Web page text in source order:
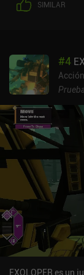
cruza en nuestro
una serie de
Estos encuentros
nuevos
aburridos, el
Pero quizá lo
multijugador cooperativo local.
monetiza
usando
lo cual el precio
Aunque la
par cuestan dos. Creo que el precio es justo, ya que desbloquear a
todos los
de PC. Ten en
tener dos
con una prueba gratuita. Es un roguelike
elenco de
SIMILAR
#4
Acción
EXOLOPER es un